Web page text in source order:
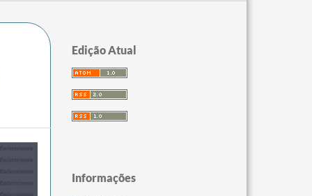
Edição Atual
Informações